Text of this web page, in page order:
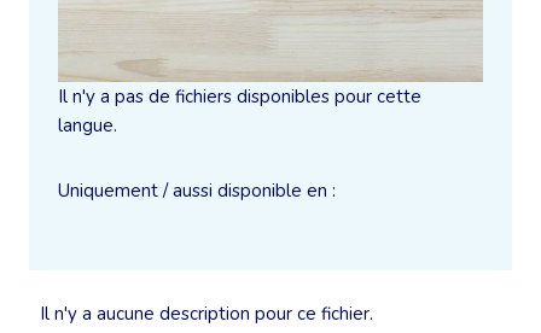
Il n'y a aucune description pour ce fichier.
Il n'y a pas de fichiers disponibles pour cette
langue.
Uniquement / aussi disponible en :